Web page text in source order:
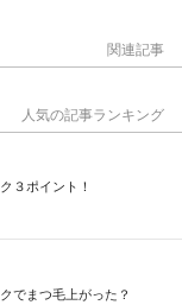
関連記事
人気の記事ランキング
３ポイント！
でまつ毛上がった？